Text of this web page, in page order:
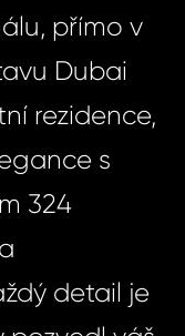
přímo v
Dubai
rezidence,
s
324
detail je